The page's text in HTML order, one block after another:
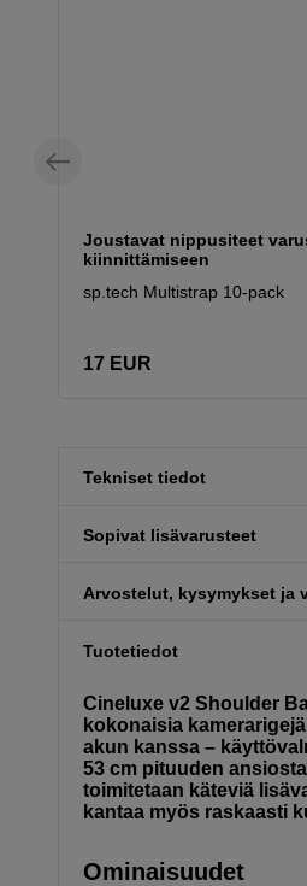
Joustavat nippusiteet
kiinnittämiseen
sp.tech Multistrap 10-pack
17 EUR
Tekniset tiedot
Sopivat lisävarusteet
Arvostelut, kysymykset ja
Tuotetiedot
Cineluxe v2 Shoulder
kokonaisia
akun kanssa –
53 cm pituuden
toimitetaan käteviä
kantaa myös raskaasti
Ominaisuudet